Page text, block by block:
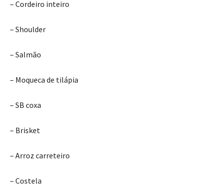
– Cordeiro inteiro
– Shoulder
– Salmão
– Moqueca de tilápia
– SB coxa
– Brisket
– Arroz carreteiro
– Costela